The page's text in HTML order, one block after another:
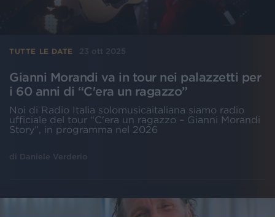
TUTTE LE DATE 23 ott 2025
Gianni Morandi va in tour nei palazzetti per
i 60 anni di “C'era un ragazzo”
Noi di Radio Italia solomusicaitaliana siamo radio
ufficiale del tour “C'era un ragazzo – Gianni Morandi
Story”, in programma nel 2026
di Daniele Verderio